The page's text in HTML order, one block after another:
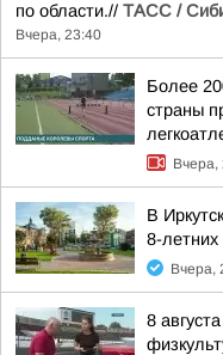
по области.// ТАСС /
Вчера, 23:40
Более
страны
Вчера,
В
8-летних
Вчера,
8